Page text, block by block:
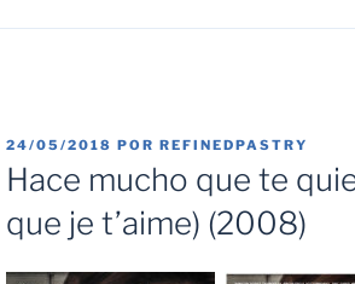
PUBLICADO
EL
24/05/2018 POR REFINEDPASTRY
Hace mucho que te
que je t’aime) (2008)